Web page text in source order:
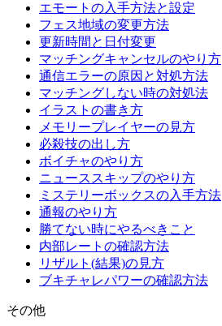
エモートの入手方法と設定
フェス地域の変更方法
更新時間と日付変更
マッチングキャンセルのやり方
通信エラーの原因と対処方法
マッチングしない時の対処法
イラストの書き方
メモリープレイヤーの見方
必殺技の出し方
ボイチャのやり方
ニューススキップのやり方
ミステリーボックスの入手方法
通報のやり方
勝てない時にやるべきこと
内部レートの確認方法
リザルト(結果)の見方
ブキチャレパワーの確認方法
その他